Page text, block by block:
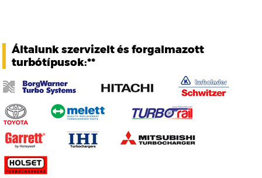
Általunk szervizelt és forgalmazott
turbótípusok:**